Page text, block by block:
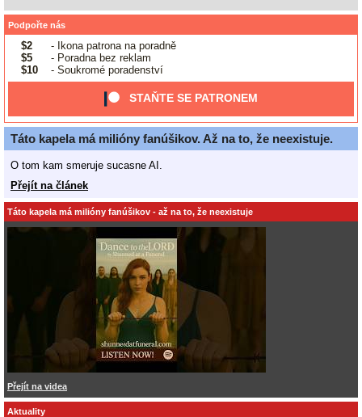
Podpořte nás
$2
- Ikona patrona na poradně
$5
- Poradna bez reklam
$10
- Soukromé poradenství
STAŇTE SE PATRONEM
Táto kapela má milióny fanúšikov. Až na to, že neexistuje.
O tom kam smeruje sucasne AI.
Přejít na článek
Táto kapela má milióny fanúšikov - až na to, že neexistuje
Přejít na videa
Aktuality